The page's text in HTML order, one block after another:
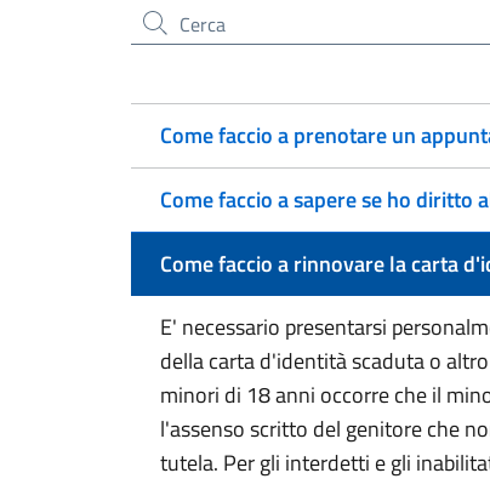
Cerca nel sito
Come faccio a prenotare un
Come faccio a sapere se ho diritto
Come faccio a rinnovare la carta
E' necessario presentarsi
della carta d'identità scaduta o
minori di 18 anni occorre che il
l'assenso scritto del genitore che
tutela. Per gli interdetti e gli